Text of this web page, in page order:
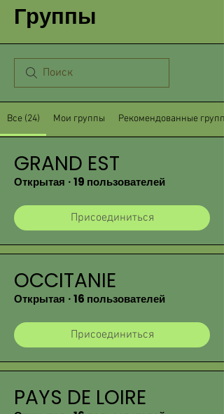
Группы
Все (24) Мои группы Рекомендованные
GRAND EST
Открытая ·19 пользователей
Присоединиться
OCCITANIE
Открытая ·16 пользователей
Присоединиться
PAYS DE LOIRE